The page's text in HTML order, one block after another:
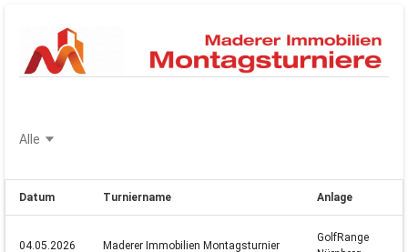
Datum Turniername Anlage
04.05.2026 Maderer Immobilien Montagsturnier
GolfRange